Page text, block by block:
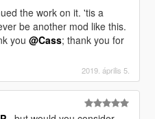
the work on it. 'tis a
be another mod like this.
you@Cass; thank you for
2019. április 5.